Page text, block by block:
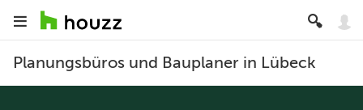
Planungsbüros und Bauplaner in Lübeck